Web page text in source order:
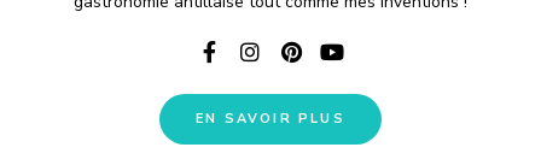
EN SAVOIR PLUS